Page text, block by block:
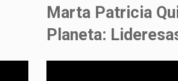
Marta Patricia
Planeta: